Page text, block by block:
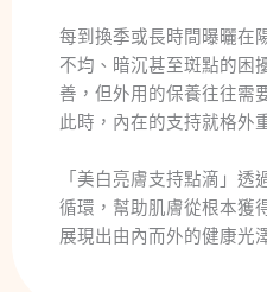
每到換季或長時間曝曬在
不均、暗沉甚至斑點的困
善，但外用的保養往往需
此時，內在的支持就格外
「美白亮膚支持點滴」
循環，幫助肌膚從根本獲
展現出由內而外的健康光